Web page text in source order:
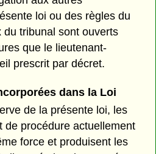
loi ou des règles du
du tribunal sont ouverts
que le lieutenant-
prescrit par décret.
dans la Loi
de la présente loi, les
de procédure actuellement
force et produisent les